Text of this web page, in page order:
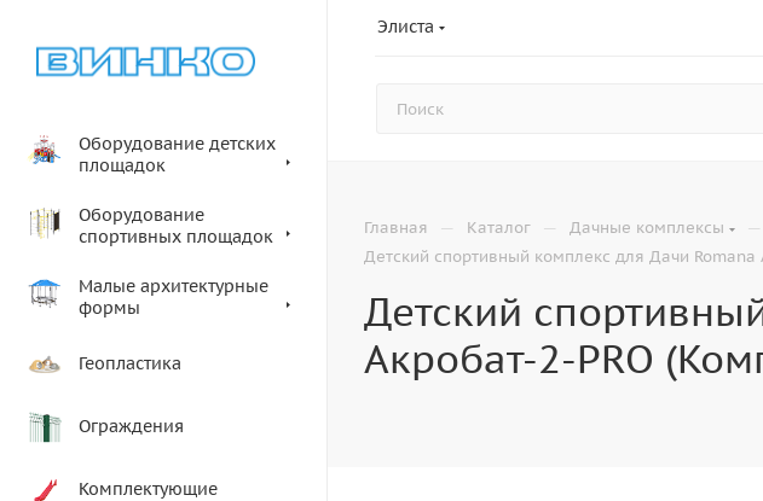
Элиста
Оборудование детских
площадок
Оборудование
спортивных площадок
Малые архитектурные
формы
Геопластика
Ограждения
Комплектующие
Главная — Каталог — Дачные комплексы —
Детский спортивный комплекс для Дачи
Детский
Акробат-2-PRO